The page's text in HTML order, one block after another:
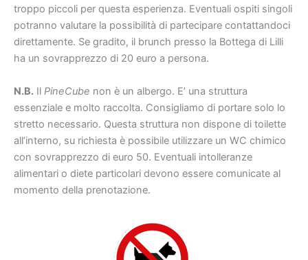
troppo piccoli per questa esperienza. Eventuali ospiti singoli
potranno valutare la possibilità di partecipare contattandoci
direttamente. Se gradito, il brunch presso la Bottega di Lilli
ha un sovrapprezzo di 20 euro a persona.
N.B. Il PineCube non è un albergo. E’ una struttura
essenziale e molto raccolta. Consigliamo di portare solo lo
stretto necessario. Questa struttura non dispone di toilette
all’interno, su richiesta è possibile utilizzare un WC chimico
con sovrapprezzo di euro 50. Eventuali intolleranze
alimentari o diete particolari devono essere comunicate al
momento della prenotazione.